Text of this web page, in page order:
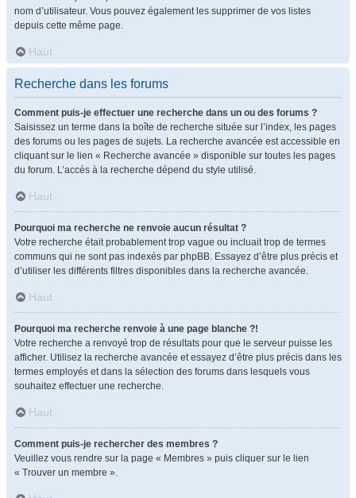
nom d’utilisateur. Vous pouvez également les supprimer de vos listes
depuis cette même page.
Haut
Recherche dans les forums
Comment puis-je effectuer une recherche dans un ou des forums ?
Saisissez un terme dans la boîte de recherche située sur l’index, les pages
des forums ou les pages de sujets. La recherche avancée est accessible en
cliquant sur le lien « Recherche avancée » disponible sur toutes les pages
du forum. L’accès à la recherche dépend du style utilisé.
Haut
Pourquoi ma recherche ne renvoie aucun résultat ?
Votre recherche était probablement trop vague ou incluait trop de termes
communs qui ne sont pas indexés par phpBB. Essayez d’être plus précis et
d’utiliser les différents filtres disponibles dans la recherche avancée.
Haut
Pourquoi ma recherche renvoie à une page blanche ?!
Votre recherche a renvoyé trop de résultats pour que le serveur puisse les
afficher. Utilisez la recherche avancée et essayez d’être plus précis dans les
termes employés et dans la sélection des forums dans lesquels vous
souhaitez effectuer une recherche.
Haut
Comment puis-je rechercher des membres ?
Veuillez vous rendre sur la page « Membres » puis cliquer sur le lien
« Trouver un membre ».